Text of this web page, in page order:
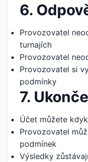
6.
Provozovatel
turnajích
Provozovatel
Provozovatel si
podmínky
7.
Účet můžete
Provozovatel
podmínek
Výsledky